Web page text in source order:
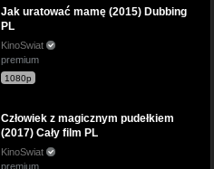
Jak uratować mamę (2015) Dubbing
PL
KinoSwiat
premium
1080p
Człowiek z magicznym pudełkiem
(2017) Cały film PL
KinoSwiat
premium